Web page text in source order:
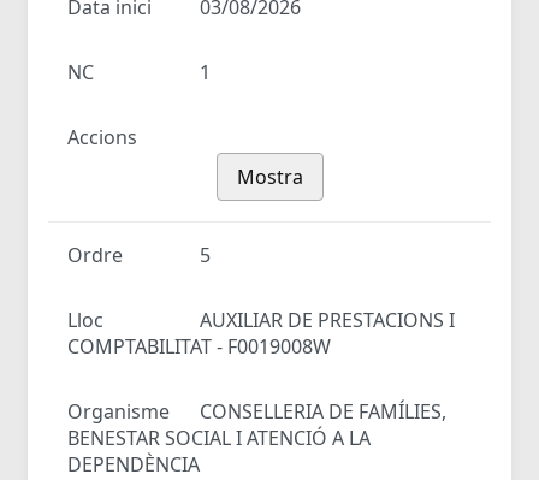
Data inici 03/08/2026
NC 1
Accions
Mostra
Ordre 5
Lloc
AUXILIAR DE PRESTACIONS I
COMPTABILITAT - F0019008W
Organisme
CONSELLERIA DE FAMÍLIES,
BENESTAR SOCIAL I ATENCIÓ A LA
DEPENDÈNCIA